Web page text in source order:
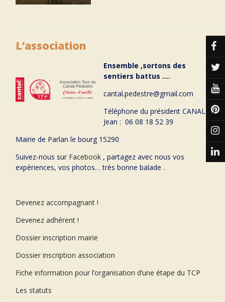
L’association
Ensemble ,sortons des
sentiers battus ….
cantal.pedestre@gmail.com
Téléphone du président CANAL
Jean : 06 08 18 52 39
Mairie de Parlan le bourg 15290
Suivez-nous sur Facebook , partagez avec nous vos
expériences, vos photos… très bonne balade .
Devenez accompagnant !
Devenez adhérent !
Dossier inscription mairie
Dossier inscription association
Fiche information pour l’organisation d’une étape du TCP
Les statuts